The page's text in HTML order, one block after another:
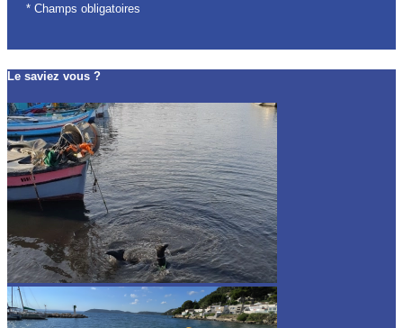
* Champs obligatoires
Le saviez vous ?